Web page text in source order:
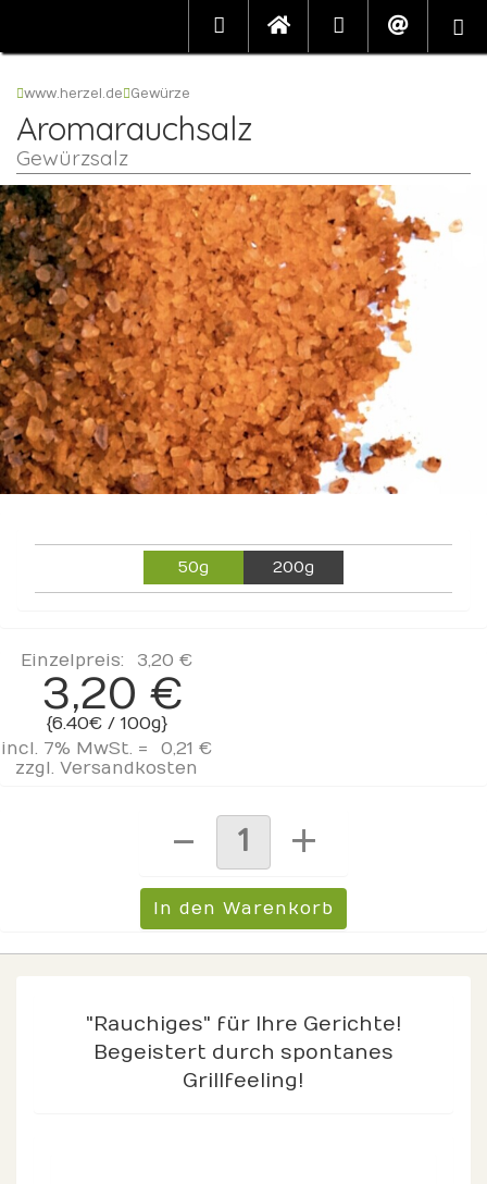
www.herzel.de Gewürze
Aromarauchsalz
Gewürzsalz
50g 200g
Einzelpreis: 3,20 €
3,20 €
{6.40€ / 100g}
incl. 7% MwSt. =
0,21 €
zzgl. Versandkosten
"Rauchiges" für Ihre Gerichte!
Begeistert durch spontanes
Grillfeeling!